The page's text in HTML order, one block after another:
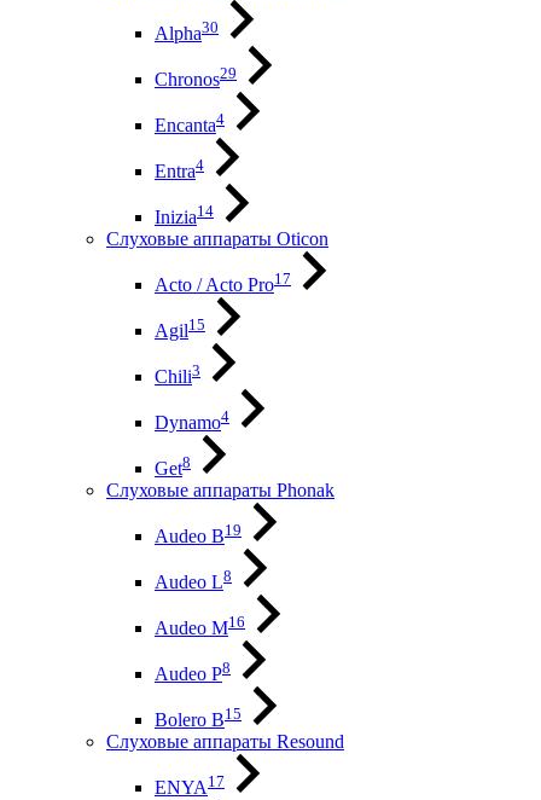
Alpha30
Chronos29
Encanta4
Entra4
Inizia14
Слуховые аппараты Oticon
Acto / Acto Pro17
Agil15
Chili3
Dynamo4
Get8
Слуховые аппараты Phonak
Audeo B19
Audeo L8
Audeo М16
Audeo P8
Bolero B15
Слуховые аппараты Resound
ENYA17